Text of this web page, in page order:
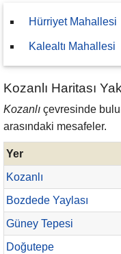
Hürriyet Mahallesi
Kalealtı Mahallesi
Kozanlı Haritası
Kozanlı çevresinde
arasındaki mesafeler.
Yer
Kozanlı
Bozdede Yaylası
Güney Tepesi
Doğutepe